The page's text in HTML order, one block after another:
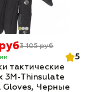
3 105 руб
5
тактические
3M-Thinsulate
Gloves, Черные